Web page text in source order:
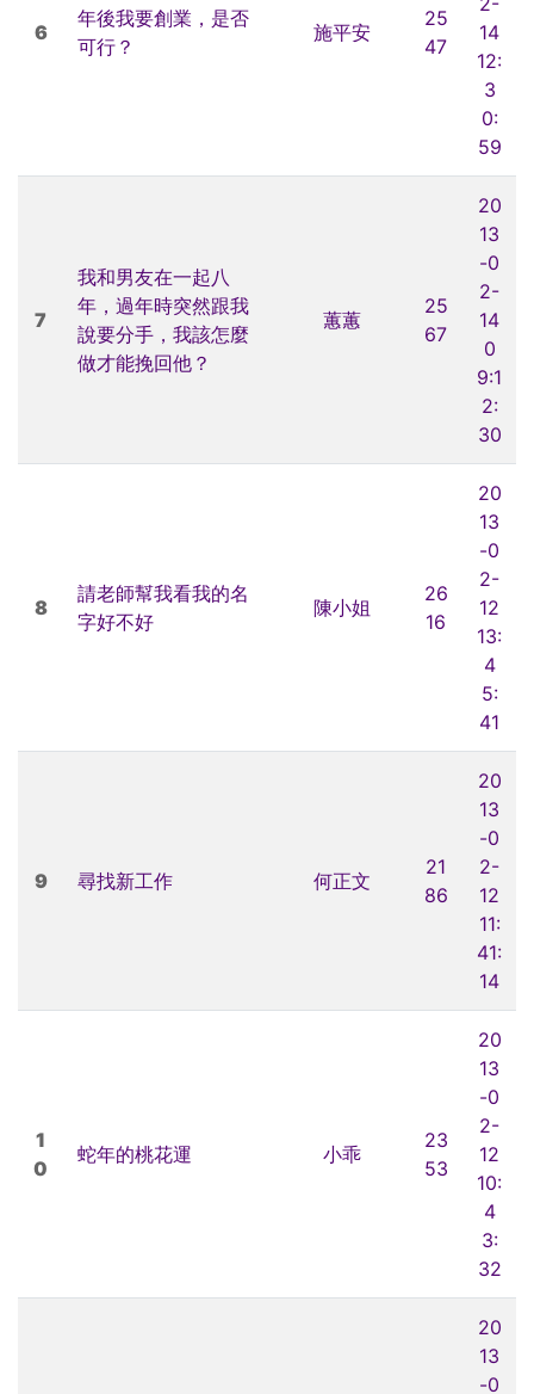
6
年後我要創業，是否
可行？
施平安
25
47
14
12:
3
0:
59
7
我和男友在一起八
年，過年時突然跟我
說要分手，我該怎麼
做才能挽回他？
蕙蕙
25
67
20
13
-0
2-
14
0
9:1
2:
30
8
請老師幫我看我的名
字好不好
陳小姐
26
16
20
13
-0
2-
12
13:
4
5:
41
9 尋找新工作 何正文
21
86
20
13
-0
2-
12
11:
41:
14
1
0
蛇年的桃花運 小乖
23
53
20
13
-0
2-
12
10:
4
3:
32
20
13
-0